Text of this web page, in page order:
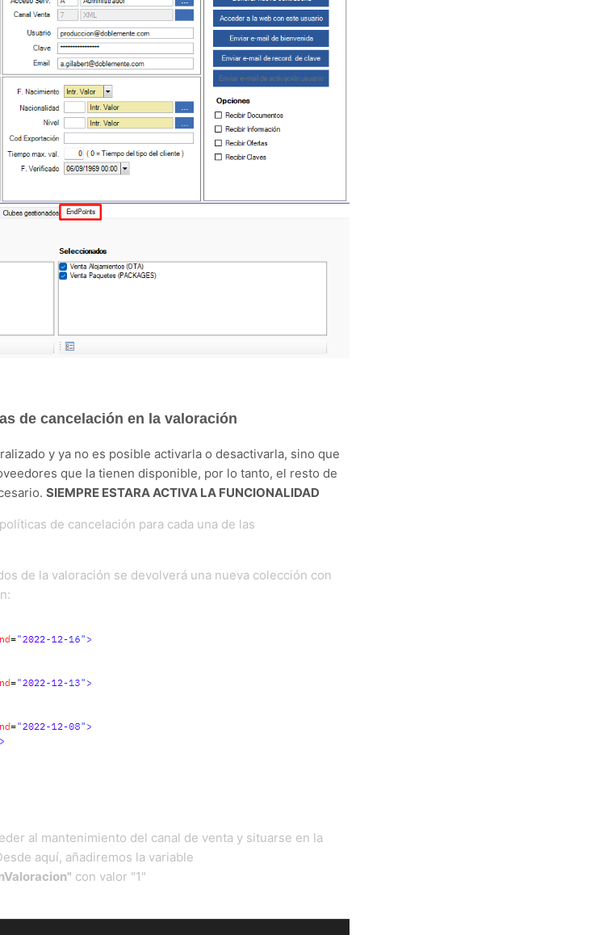
de cancelación en la valoración
y ya no es posible activarla o desactivarla, sino que
que la tienen disponible, por lo tanto, el resto de
SIEMPRE ESTARA ACTIVA LA FUNCIONALIDAD
de cancelación para cada una de las
de la valoración se devolverá una nueva colección con
al mantenimiento del canal de venta y situarse en la
aquí, añadiremos la variable
con valor "1"